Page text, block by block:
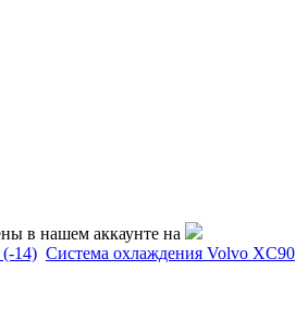
в нашем аккаунте на
14) Система охлаждения Volvo XC90